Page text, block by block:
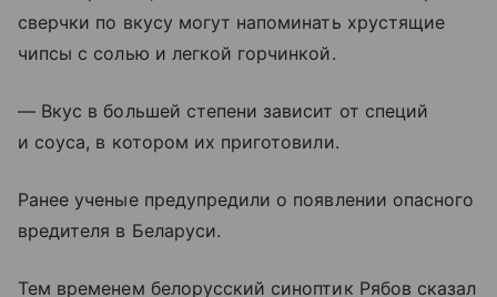
сверчки по вкусу могут напоминать хрустящие
чипсы с солью и легкой горчинкой.
— Вкус в большей степени зависит от специй
и соуса, в котором их приготовили.
Ранее ученые предупредили о появлении опасного
вредителя в Беларуси.
Тем временем белорусский синоптик Рябов сказал